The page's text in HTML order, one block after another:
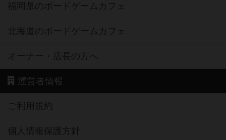
福岡県のボードゲームカフェ
北海道のボードゲームカフェ
オーナー・店長の方へ
運営者情報
ご利用規約
個人情報保護方針